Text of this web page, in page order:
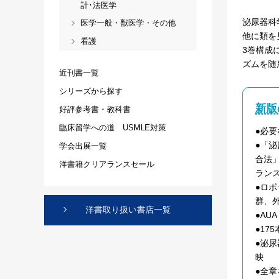
泌尿器科
他に類を
3巻構成
ズムを
新
●必
●「
合法
ラン
●ロ
群、
●175
●泌
映
●全
計･法医学
医学一般・獣医学・その他
看護
近刊書一覧
シリーズから探す
好評参考書・教科書
臨床留学への道 USMLE対策
学会出展一覧
洋書籍クリアランスセール
洋書取り扱い書店一覧